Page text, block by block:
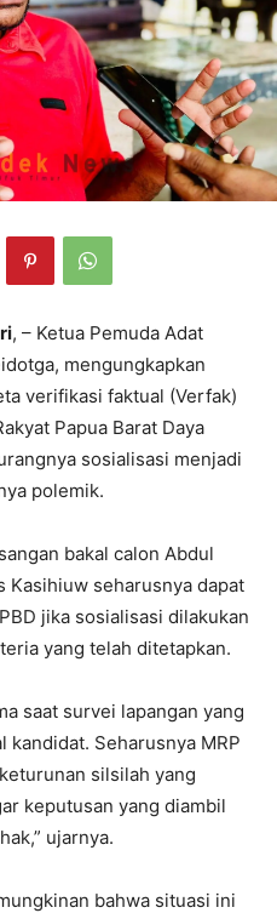
, – Ketua Pemuda Adat
mengungkapkan
verifikasi faktual (Verfak)
Papua Barat Daya
sosialisasi menjadi
polemik.
bakal calon Abdul
Kasihiuw seharusnya dapat
jika sosialisasi dilakukan
yang telah ditetapkan.
saat survei lapangan yang
kandidat. Seharusnya MRP
silsilah yang
keputusan yang diambil
ujarnya.
bahwa situasi ini